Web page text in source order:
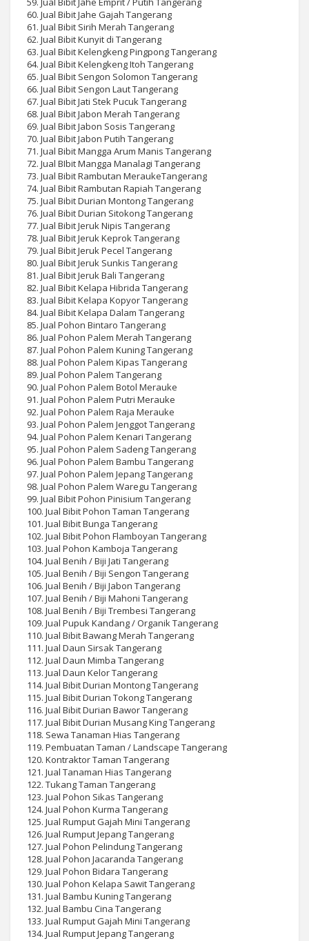
60. Jual Bibit Jahe Gajah Tangerang
61. Jual Bibit Sirih Merah Tangerang
62. Jual Bibit Kunyit di Tangerang
63. Jual Bibit Kelengkeng Pingpong Tangerang
64. Jual Bibit Kelengkeng Itoh Tangerang
65. Jual Bibit Sengon Solomon Tangerang
66. Jual Bibit Sengon Laut Tangerang
67. Jual Bibit Jati Stek Pucuk Tangerang
68. Jual Bibit Jabon Merah Tangerang
69. Jual Bibit Jabon Sosis Tangerang
70. Jual Bibit Jabon Putih Tangerang
71. Jual Bibit Mangga Arum Manis Tangerang
72. Jual BIbit Mangga Manalagi Tangerang
73. Jual Bibit Rambutan MeraukeTangerang
74. Jual Bibit Rambutan Rapiah Tangerang
75. Jual Bibit Durian Montong Tangerang
76. Jual Bibit Durian Sitokong Tangerang
77. Jual Bibit Jeruk Nipis Tangerang
78. Jual Bibit Jeruk Keprok Tangerang
79. Jual Bibit Jeruk Pecel Tangerang
80. Jual Bibit Jeruk Sunkis Tangerang
81. Jual Bibit Jeruk Bali Tangerang
82. Jual Bibit Kelapa Hibrida Tangerang
83. Jual Bibit Kelapa Kopyor Tangerang
84. Jual Bibit Kelapa Dalam Tangerang
85. Jual Pohon Bintaro Tangerang
86. Jual Pohon Palem Merah Tangerang
87. Jual Pohon Palem Kuning Tangerang
88. Jual Pohon Palem Kipas Tangerang
89. Jual Pohon Palem Tangerang
90. Jual Pohon Palem Botol Merauke
91. Jual Pohon Palem Putri Merauke
92. Jual Pohon Palem Raja Merauke
93. Jual Pohon Palem Jenggot Tangerang
94. Jual Pohon Palem Kenari Tangerang
95. Jual Pohon Palem Sadeng Tangerang
96. Jual Pohon Palem Bambu Tangerang
97. Jual Pohon Palem Jepang Tangerang
98. Jual Pohon Palem Waregu Tangerang
99. Jual Bibit Pohon Pinisium Tangerang
100. Jual Bibit Pohon Taman Tangerang
101. Jual Bibit Bunga Tangerang
102. Jual Bibit Pohon Flamboyan Tangerang
103. Jual Pohon Kamboja Tangerang
104. Jual Benih / Biji Jati Tangerang
105. Jual Benih / Biji Sengon Tangerang
106. Jual Benih / Biji Jabon Tangerang
107. Jual Benih / Biji Mahoni Tangerang
108. Jual Benih / Biji Trembesi Tangerang
109. Jual Pupuk Kandang / Organik Tangerang
110. Jual Bibit Bawang Merah Tangerang
111. Jual Daun Sirsak Tangerang
112. Jual Daun Mimba Tangerang
113. Jual Daun Kelor Tangerang
114. Jual Bibit Durian Montong Tangerang
115. Jual Bibit Durian Tokong Tangerang
116. Jual Bibit Durian Bawor Tangerang
117. Jual Bibit Durian Musang King Tangerang
118. Sewa Tanaman Hias Tangerang
119. Pembuatan Taman / Landscape Tangerang
120. Kontraktor Taman Tangerang
121. Jual Tanaman Hias Tangerang
122. Tukang Taman Tangerang
123. Jual Pohon Sikas Tangerang
124. Jual Pohon Kurma Tangerang
125. Jual Rumput Gajah Mini Tangerang
126. Jual Rumput Jepang Tangerang
127. Jual Pohon Pelindung Tangerang
128. Jual Pohon Jacaranda Tangerang
129. Jual Pohon Bidara Tangerang
130. Jual Pohon Kelapa Sawit Tangerang
131. Jual Bambu Kuning Tangerang
132. Jual Bambu Cina Tangerang
133. Jual Rumput Gajah Mini Tangerang
134. Jual Rumput Jepang Tangerang